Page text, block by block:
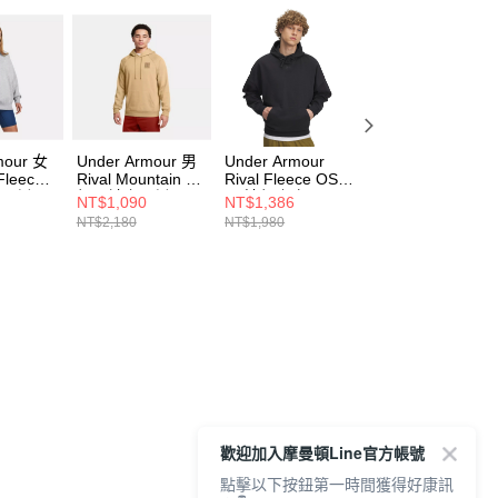
女
衫
Under Armour 男
Rival Mountain 連
帽長袖套頭衫
1387572-263
NT$1,090
NT$2,180
Under Armour
Rival Fleece OS
男 連帽上衣
6003952-001
NT$1,386
NT$1,980
歡迎加入摩曼頓Line官方帳號
點擊以下按鈕第一時間獲得好康訊